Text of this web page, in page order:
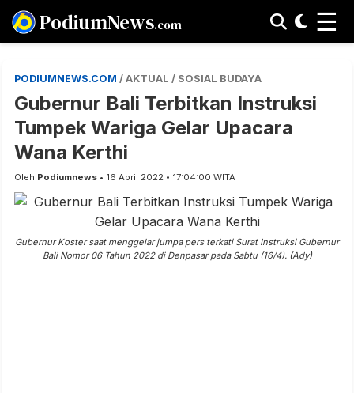
PodiumNews.com ☰
PODIUMNEWS.COM / AKTUAL / SOSIAL BUDAYA
Gubernur Bali Terbitkan Instruksi
Tumpek Wariga Gelar Upacara
Wana Kerthi
Oleh Podiumnews • 16 April 2022 • 17:04:00 WITA
Gubernur Koster saat menggelar jumpa pers terkati Surat Instruksi Gubernur
Bali Nomor 06 Tahun 2022 di Denpasar pada Sabtu (16/4). (Ady)